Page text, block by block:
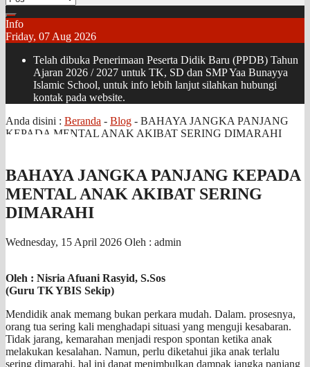
Info
Friday, 07 Aug 2026
Telah dibuka Penerimaan Peserta Didik Baru (PPDB) Tahun
Ajaran 2026 / 2027 untuk TK, SD dan SMP Yaa Bunayya
Islamic School, untuk info lebih lanjut silahkan hubungi
kontak pada website.
Anda disini : Beranda - Blog - BAHAYA JANGKA PANJANG
KEPADA MENTAL ANAK AKIBAT SERING DIMARAHI
BAHAYA JANGKA PANJANG KEPADA
MENTAL ANAK AKIBAT SERING
DIMARAHI
Wednesday, 15 April 2026 Oleh : admin
Oleh : Nisria Afuani Rasyid, S.Sos
(Guru TK YBIS Sekip)
Mendidik anak memang bukan perkara mudah. Dalam. prosesnya,
orang tua sering kali menghadapi situasi yang menguji kesabaran.
Tidak jarang, kemarahan menjadi respon spontan ketika anak
melakukan kesalahan. Namun, perlu diketahui jika anak terlalu
sering dimarahi, hal ini dapat menimbulkan dampak jangka panjang